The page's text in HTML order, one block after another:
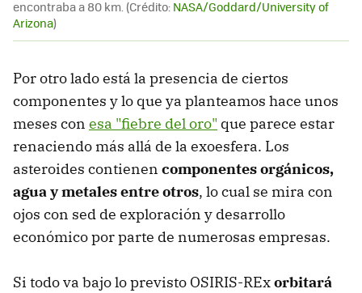
encontraba a 80 km. (Crédito: NASA/Goddard/University of
Arizona)
Por otro lado está la presencia de ciertos
componentes y lo que ya planteamos hace unos
meses con esa "fiebre del oro" que parece estar
renaciendo más allá de la exoesfera. Los
asteroides contienen componentes orgánicos,
agua y metales entre otros, lo cual se mira con
ojos con sed de exploración y desarrollo
económico por parte de numerosas empresas.
Si todo va bajo lo previsto OSIRIS-RExorbitará